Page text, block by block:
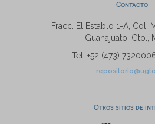
Contacto
Fracc. El Establo 1-A, Col.
Guanajuato, Gto.,
Tel: +52 (473)
Otros sitios de